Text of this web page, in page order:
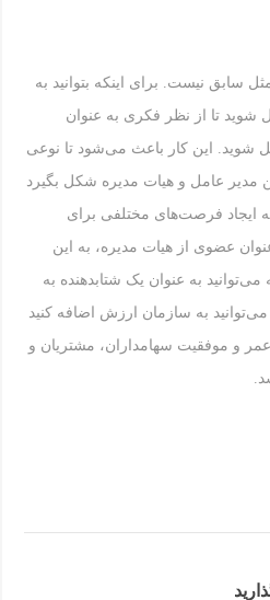
سابق نیست. برای اینکه بتوانید به
شوید تا از نظر فکری به عنوان
شوید. این کار باعث می‌شود تا نوعی
مدیر عامل و هیات مدیره شکل بگیرد
ایجاد فرصت‌های مختلفی برای
عضوی از هیات مدیره، به این
به عنوان یک شتابدهنده به
به سازمان ارزش اضافه کنید
و موفقیت سهامداران، مشتریان و